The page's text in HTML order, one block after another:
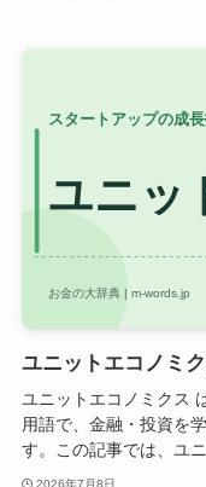
ユニットエコノミ
ユニットエコノミクス
用語で、金融・投資を
す。この記事では、ユ
2026年7月8日